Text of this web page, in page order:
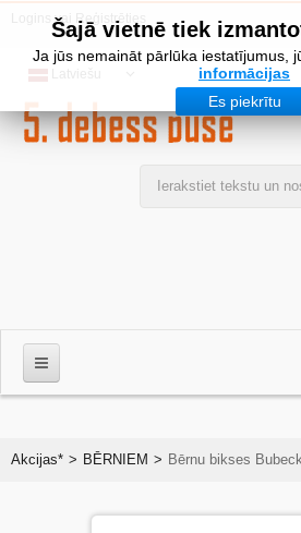
Šajā vietnē tiek
Ja jūs nemaināt pārlūka iestatījumus,
informācijas
Es piekrītu
vai Reģistrēties
Akcijas* > BĒRNIEM > Bērnu bikses